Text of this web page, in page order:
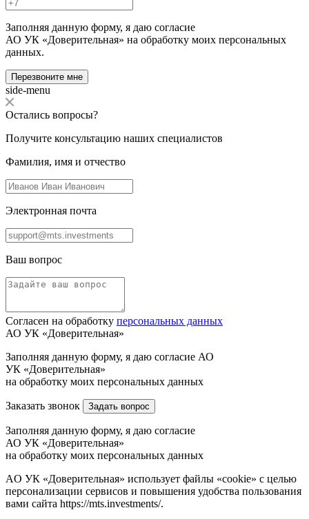
Заполняя данную форму, я даю согласие
АО УК «Доверительная» на обработку моих персональных
данных.
Перезвоните мне
side-menu
Остались вопросы?
Получите консультацию наших специалистов
Фамилия, имя и отчество
Электронная почта
Ваш вопрос
Согласен на обработку персональных данных
АО УК «Доверительная»
Заполняя данную форму, я даю согласие АО
УК «Доверительная»
на обработку моих персональных данных
Заказать звонок Задать вопрос
Заполняя данную форму, я даю согласие
АО УК «Доверительная»
на обработку моих персональных данных
AO УК «Доверительная» использует файлы «cookie» с целью
персонализации сервисов и повышения удобства пользования
вами сайта https://mts.investments/.